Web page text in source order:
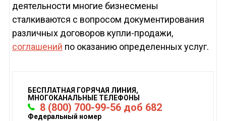
деятельности многие бизнесмены
сталкиваются с вопросом документирования
различных договоров купли-продажи,
соглашений по оказанию определенных услуг.
БЕСПЛАТНАЯ ГОРЯЧАЯ ЛИНИЯ,
МНОГОКАНАЛЬНЫЕ ТЕЛЕФОНЫ
8 (800) 700-99-56 доб 682
Федеральный номер